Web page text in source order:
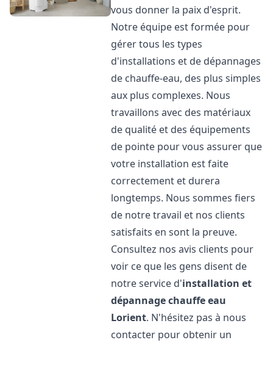
vous donner la paix d'esprit.
Notre équipe est formée pour
gérer tous les types
d'installations et de dépannages
de chauffe-eau, des plus simples
aux plus complexes. Nous
travaillons avec des matériaux
de qualité et des équipements
de pointe pour vous assurer que
votre installation est faite
correctement et durera
longtemps. Nous sommes fiers
de notre travail et nos clients
satisfaits en sont la preuve.
Consultez nos avis clients pour
voir ce que les gens disent de
notre service d'installation et
dépannage chauffe eau
Lorient. N'hésitez pas à nous
contacter pour obtenir un